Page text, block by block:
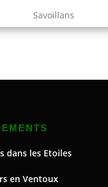
Savoillans
dans les Etoiles
en Ventoux